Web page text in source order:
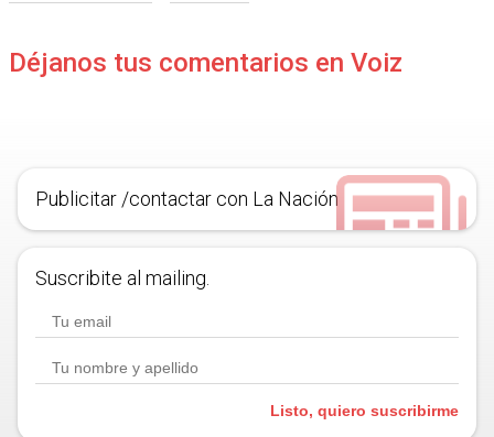
Déjanos tus comentarios en Voiz
Publicitar /contactar con La Nación
Suscribite al mailing.
Listo, quiero suscribirme